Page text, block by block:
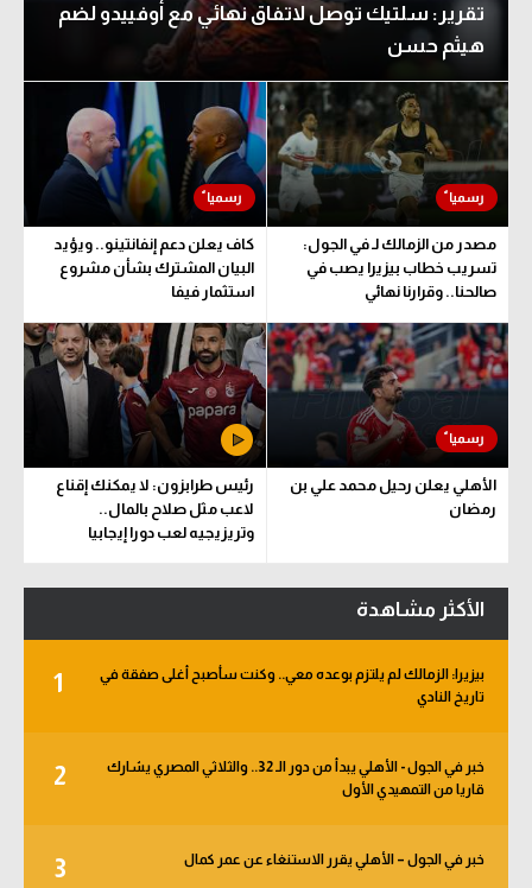
تقرير: سلتيك توصل لاتفاق نهائي مع أوفييدو لضم
هيثم حسن
مصدر من الزمالك لـ في الجول:
تسريب خطاب بيزيرا يصب في
صالحنا.. وقرارنا نهائي
كاف يعلن دعم إنفانتينو.. ويؤيد
البيان المشترك بشأن مشروع
استثمار فيفا
الأهلي يعلن رحيل محمد علي بن
رمضان
رئيس طرابزون: لا يمكنك إقناع
لاعب مثل صلاح بالمال..
وتريزيجيه لعب دورا إيجابيا
الأكثر مشاهدة
1
بيزيرا: الزمالك لم يلتزم بوعده معي.. وكنت سأصبح أغلى صفقة في
تاريخ النادي
2
خبر في الجول - الأهلي يبدأ من دور الـ 32.. والثلاثي المصري يشارك
قاريا من التمهيدي الأول
3 خبر في الجول – الأهلي يقرر الاستنغاء عن عمر كمال